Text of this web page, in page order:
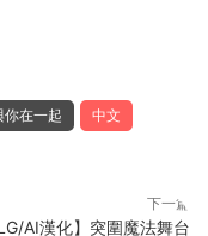
你在一起
中文
下一篇
AI漢化】突圍魔法舞台